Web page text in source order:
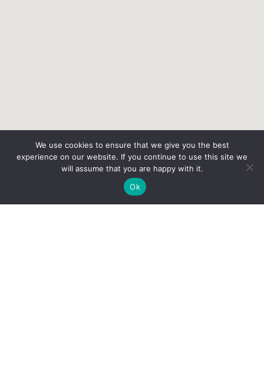
We use cookies to ensure that we give you the best
experience on our website. If you continue to use this site we
will assume that you are happy with it.
Ok